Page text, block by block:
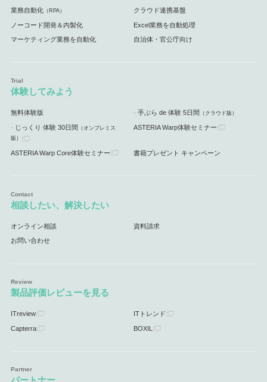
業務自動化（RPA） クラウド連携基盤
ノーコード開発＆内製化 Excel業務を自動処理
マーケティング業務を自動化 自治体・官公庁向け
体験してみよう
無料体験版 手ぶら de 体験 5日間 （クラウド版）
じっくり 体験 30日間 （オンプレミス
版）
ASTERIA Warp体験セミナー
ASTERIA Warp Core体験セミナー 書籍プレゼント キャンペーン
相談したい、解決したい
オンライン相談 資料請求
お問い合わせ
製品評価レビューを見る
ITreview ITトレンド
Capterra BOXIL